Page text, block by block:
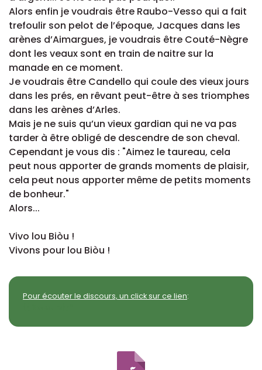
Alors enfin je voudrais être Raubo-Vesso qui a fait
trefoulir son pelot de l’époque, Jacques dans les
arènes d’Aimargues, je voudrais être Couté-Nègre
dont les veaux sont en train de naitre sur la
manade en ce moment.
Je voudrais être Candello qui coule des vieux jours
dans les prés, en rêvant peut-être à ses triomphes
dans les arènes d’Arles.
Mais je ne suis qu’un vieux gardian qui ne va pas
tarder à être obligé de descendre de son cheval.
Cependant je vous dis : "Aimez le taureau, cela
peut nous apporter de grands moments de plaisir,
cela peut nous apporter même de petits moments
de bonheur."
Alors...
Vivo lou Biòu !
Vivons pour lou Biòu !
Pour écouter le discours, un click sur ce lien: